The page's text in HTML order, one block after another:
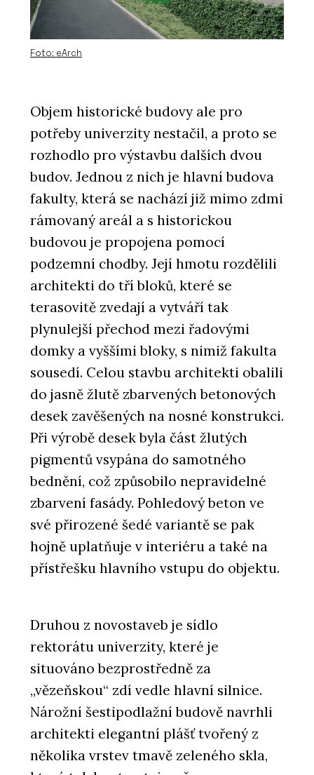
Foto: eArch
Objem historické budovy ale pro
potřeby univerzity nestačil, a proto se
rozhodlo pro výstavbu dalších dvou
budov. Jednou z nich je hlavní budova
fakulty, která se nachází již mimo zdmi
rámovaný areál a s historickou
budovou je propojena pomocí
podzemní chodby. Její hmotu rozdělili
architekti do tří bloků, které se
terasovitě zvedají a vytváří tak
plynulejší přechod mezi řadovými
domky a vyššími bloky, s nimiž fakulta
sousedí. Celou stavbu architekti obalili
do jasně žlutě zbarvených betonových
desek zavěšených na nosné konstrukci.
Při výrobě desek byla část žlutých
pigmentů vsypána do samotného
bednění, což způsobilo nepravidelné
zbarvení fasády. Pohledový beton ve
své přirozené šedé variantě se pak
hojně uplatňuje v interiéru a také na
přístřešku hlavního vstupu do objektu.
Druhou z novostaveb je sídlo
rektorátu univerzity, které je
situováno bezprostředně za
„vězeňskou“ zdí vedle hlavní silnice.
Nárožní šestipodlažní budově navrhli
architekti elegantní plášť tvořený z
několika vrstev tmavě zeleného skla,